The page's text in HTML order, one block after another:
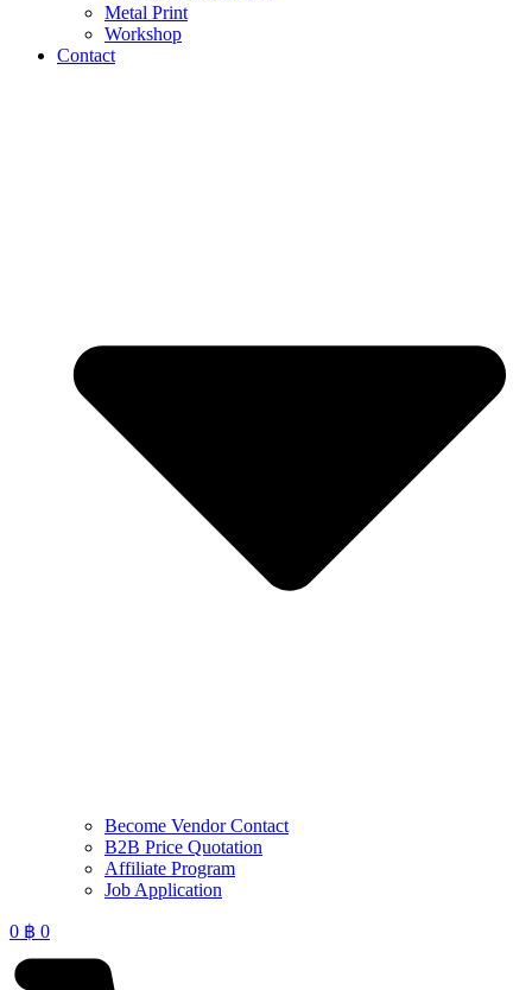
Metal Print
Workshop
Contact
Become Vendor Contact
B2B Price Quotation
Affiliate Program
Job Application
0 ฿ 0